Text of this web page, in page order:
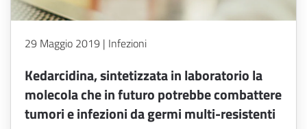
29 Maggio 2019 | Infezioni
Kedarcidina, sintetizzata in laboratorio la
molecola che in futuro potrebbe combattere
tumori e infezioni da germi multi-resistenti